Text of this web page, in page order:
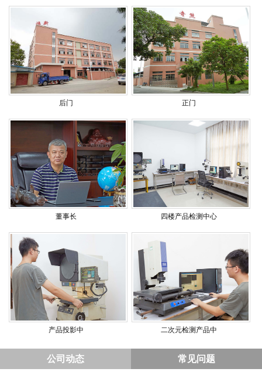
后门 正门
董事长 四楼产品检测中心
产品投影中 二次元检测产品中
公司动态 常见问题